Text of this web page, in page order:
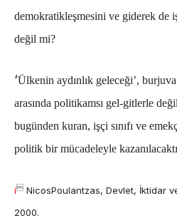
demokratikleşmesini ve giderek de
değil mi?
‘Ülkenin aydınlık geleceği’,
arasında politikamsı gel-gitlerle
bugünden kuran, işçi sınıfı ve
politik bir mücadeleyle
i NicosPoulantzas, Devlet, İktidar
2000.